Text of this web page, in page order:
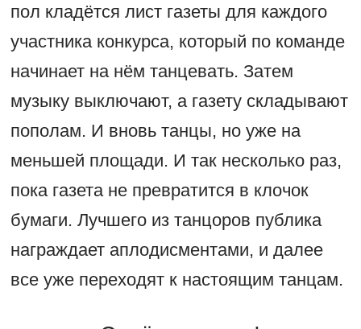
пол кладётся лист газеты для каждого
участника конкурса, который по команде
начинает на нём танцевать. Затем
музыку выключают, а газету складывают
пополам. И вновь танцы, но уже на
меньшей площади. И так несколько раз,
пока газета не превратится в клочок
бумаги. Лучшего из танцоров публика
награждает аплодисментами, и далее
все уже переходят к настоящим танцам.